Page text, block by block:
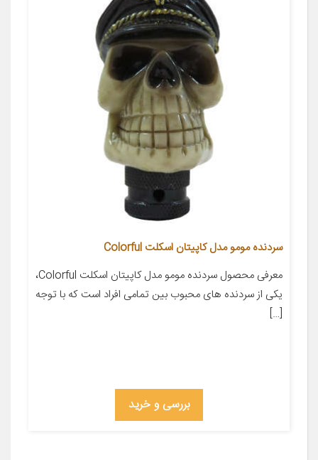
سردنده مومو مدل کاپیتان اسکلت Colorful
معرفی محصول سردنده مومو مدل کاپیتان اسکلت Colorful،
یکی از سردنده های محبوب بین تمامی افراد است که با توجه
[…]
بررسی و خرید